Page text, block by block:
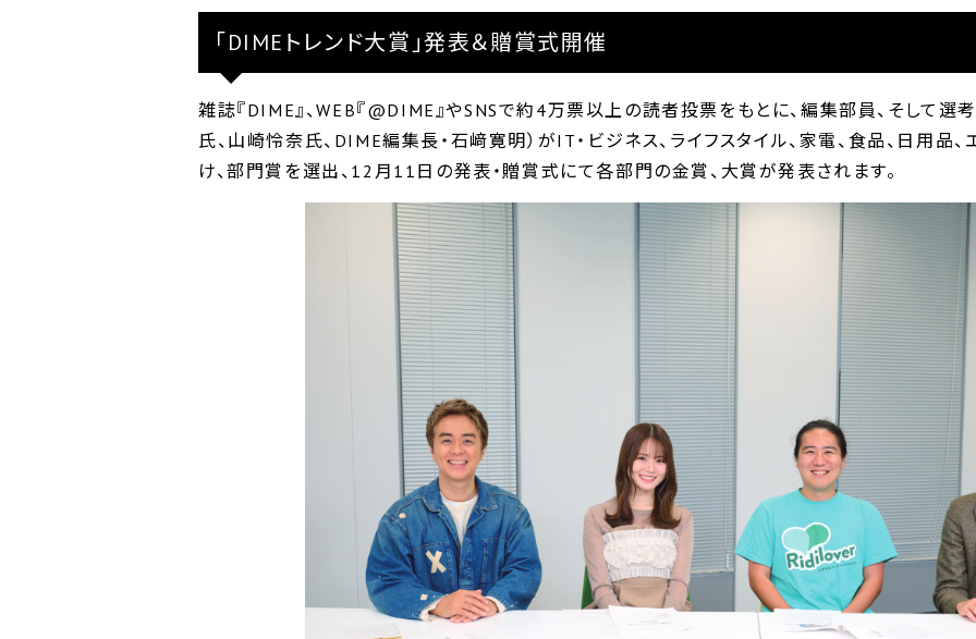
「DIMEトレンド大賞」発表＆贈賞式開催
雑誌『DIME』、WEB『@DIME』やSNSで約4万票以上の読者投票をもとに、編集部員、そして選
氏、山崎怜奈氏、DIME編集長・石﨑寛明）がIT・ビジネス、ライフスタイル、家電、食品、日用品
け、部門賞を選出、12月11日の発表・贈賞式にて各部門の金賞、大賞が発表されます。